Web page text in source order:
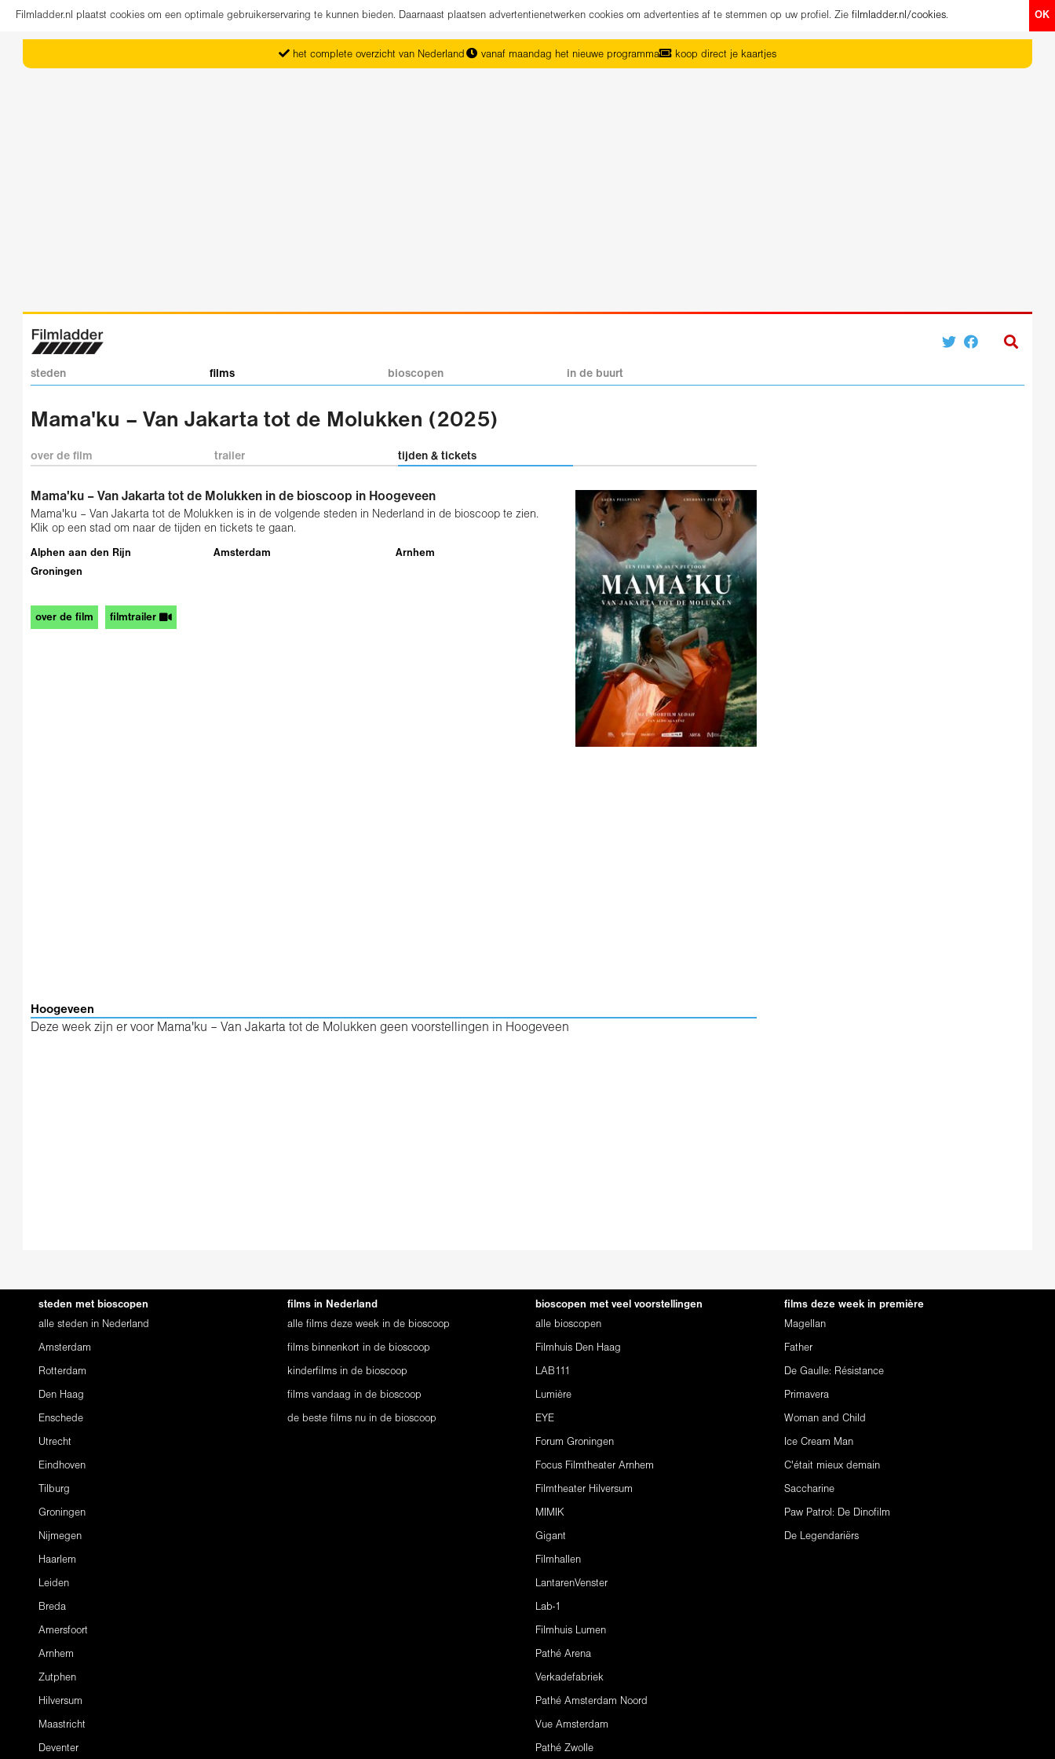
OK
Filmladder.nl plaatst cookies om een optimale gebruikerservaring te kunnen bieden. Daarnaast plaatsen advertentienetwerken cookies om advertenties af te stemmen op uw profiel. Zie filmladder.nl/cookies.
het complete overzicht van Nederland vanaf maandag het nieuwe programma koop direct je kaartjes
steden films bioscopen in de buurt
Mama'ku – Van Jakarta tot de Molukken (2025)
over de film trailer tijden & tickets
Mama'ku – Van Jakarta tot de Molukken in de bioscoop in Hoogeveen
Mama'ku – Van Jakarta tot de Molukken is in de volgende steden in Nederland in de bioscoop te zien.
Klik op een stad om naar de tijden en tickets te gaan.
Alphen aan den Rijn Amsterdam Arnhem
Groningen
over de film filmtrailer
Hoogeveen
Deze week zijn er voor Mama'ku – Van Jakarta tot de Molukken geen voorstellingen in Hoogeveen
steden met bioscopen
alle steden in Nederland
Amsterdam
Rotterdam
Den Haag
Enschede
Utrecht
Eindhoven
Tilburg
Groningen
Nijmegen
Haarlem
Leiden
Breda
Amersfoort
Arnhem
Zutphen
Hilversum
Maastricht
Deventer
films in Nederland
alle films deze week in de bioscoop
films binnenkort in de bioscoop
kinderfilms in de bioscoop
films vandaag in de bioscoop
de beste films nu in de bioscoop
bioscopen met veel voorstellingen
alle bioscopen
Filmhuis Den Haag
LAB111
Lumière
EYE
Forum Groningen
Focus Filmtheater Arnhem
Filmtheater Hilversum
MIMIK
Gigant
Filmhallen
LantarenVenster
Lab-1
Filmhuis Lumen
Pathé Arena
Verkadefabriek
Pathé Amsterdam Noord
Vue Amsterdam
Pathé Zwolle
films deze week in première
Magellan
Father
De Gaulle: Résistance
Primavera
Woman and Child
Ice Cream Man
C'était mieux demain
Saccharine
Paw Patrol: De Dinofilm
De Legendariërs